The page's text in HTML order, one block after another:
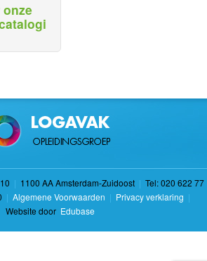
| 1100 AA Amsterdam-Zuidoost | Tel: 020 622 77
| Algemene Voorwaarden | Privacy verklaring |
Website door Edubase